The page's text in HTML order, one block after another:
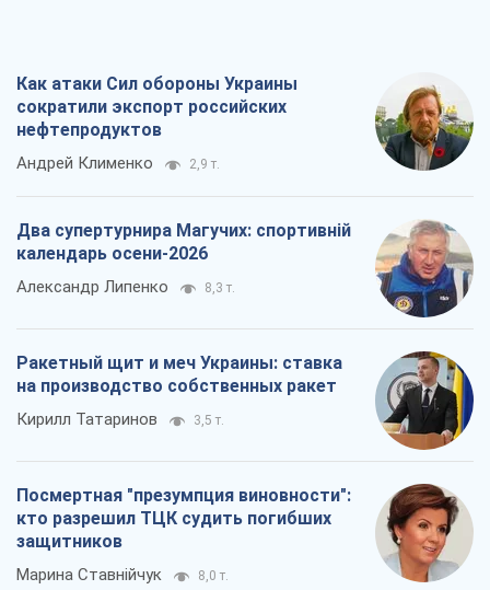
Как атаки Сил обороны Украины
сократили экспорт российских
нефтепродуктов
Андрей Клименко 2,9 т.
Два супертурнира Магучих: спортивній
календарь осени-2026
Александр Липенко 8,3 т.
Ракетный щит и меч Украины: ставка
на производство собственных ракет
Кирилл Татаринов 3,5 т.
Посмертная "презумпция виновности":
кто разрешил ТЦК судить погибших
защитников
Марина Ставнійчук 8,0 т.